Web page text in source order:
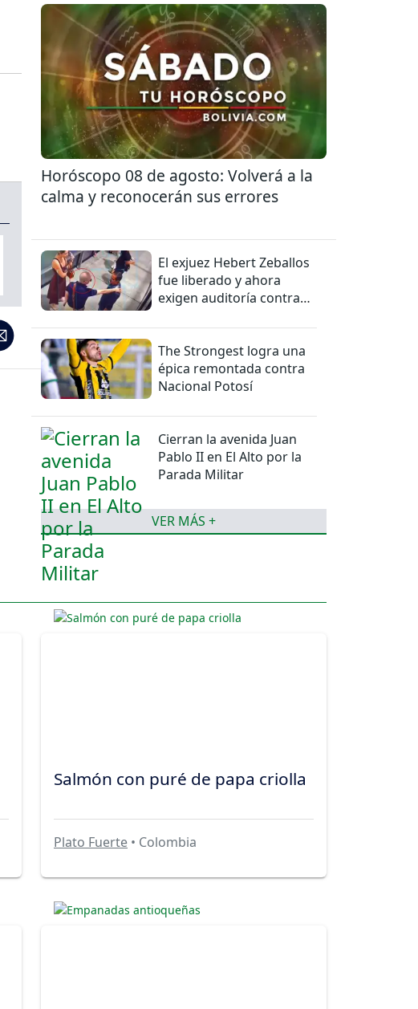
Horóscopo 08 de agosto: Volverá a la
calma y reconocerán sus errores
El exjuez Hebert Zeballos
fue liberado y ahora
exigen auditoría contra
The Strongest logra una
épica remontada contra
Nacional Potosí
Cierran la avenida Juan
Pablo II en El Alto por la
Parada Militar
VER MÁS +
Salmón con puré de papa criolla
Plato Fuerte • Colombia